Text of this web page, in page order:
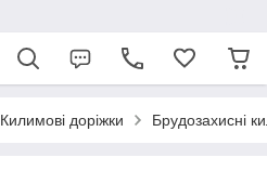
Килимові доріжки Брудозахисні